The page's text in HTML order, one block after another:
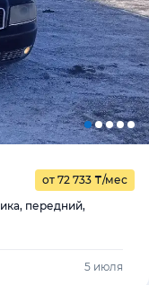
от 72 733 ₸/мес
передний,
5 июля